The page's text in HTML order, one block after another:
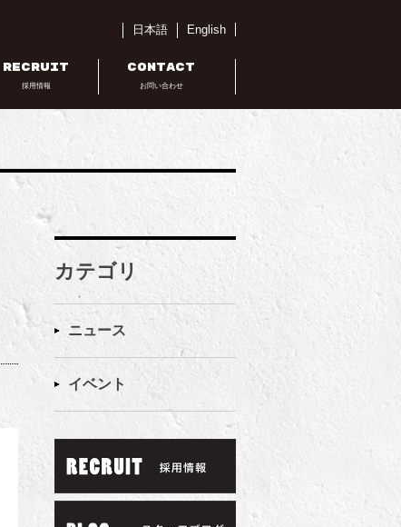
日本語 English
RECRUIT
採用情報
CONTACT
お問い合わせ
カテゴリ
ニュース
イベント